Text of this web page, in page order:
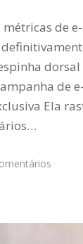
de
dorsal
de
Ela